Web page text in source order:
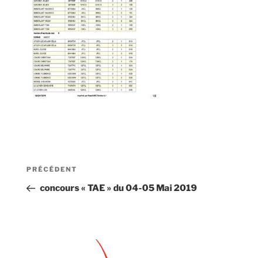
Navigation
l’article
Article
précédent
PRÉCÉDENT
concours « TAE » du 04-05 Mai 2019